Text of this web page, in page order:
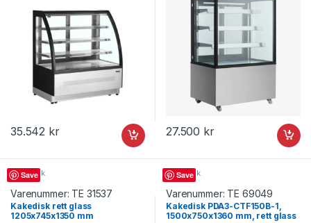
35.542 kr 27.500 kr
Save
Kakedisk
Varenummer: TE 31537
Kakedisk rett glass
1205x745x1350 mm
Save
Kakedisk
Varenummer: TE 69049
Kakedisk PDA3-CTF150B-1,
1500x750x1360 mm, rett glass